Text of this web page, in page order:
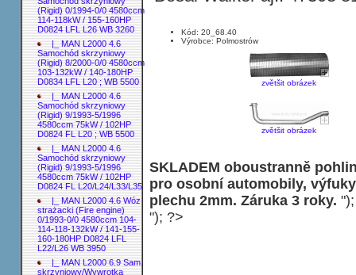
(Rigid) 0/1994-0/0 4580ccm
114-118kW / 155-160HP
D0824 LFL L26 WB 3260
|_ MAN L2000 4.6
Samochód skrzyniowy
(Rigid) 8/2000-0/0 4580ccm
103-132kW / 140-180HP
D0834 LFL L20 ; WB 5500
|_ MAN L2000 4.6
Samochód skrzyniowy
(Rigid) 9/1993-5/1996
4580ccm 75kW / 102HP
D0824 FL L20 ; WB 5500
|_ MAN L2000 4.6
Samochód skrzyniowy
(Rigid) 9/1993-5/1996
4580ccm 75kW / 102HP
D0824 FL L20/L24/L33/L35
|_ MAN L2000 4.6 Wóz
strażacki (Fire engine)
0/1993-0/0 4580ccm 104-
114-118-132kW / 141-155-
160-180HP D0824 LFL
L22/L26 WB 3950
|_ MAN L2000 6.9 Sam.
skrzyniowy/Wywrotka
Kód: 20_68.40
Výrobce: Polmostrów
zvětšit obrázek
zvětšit obrázek
SKLADEM oboustranně
pro osobní automobily,
plechu 2mm. Záruka 3 roky.
"); ?>